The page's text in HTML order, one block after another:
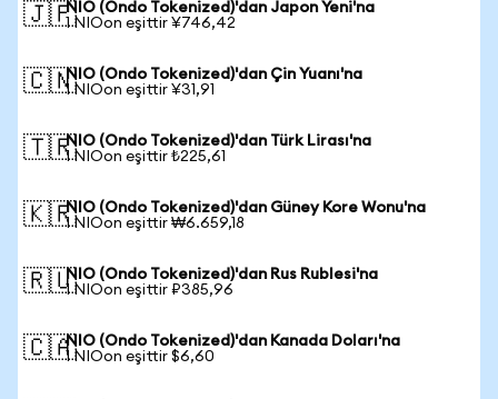
🇯🇵NIO (Ondo Tokenized)'dan Japon Yeni'na
1 NIOon eşittir ¥746,42
🇨🇳NIO (Ondo Tokenized)'dan Çin Yuanı'na
1 NIOon eşittir ¥31,91
🇹🇷NIO (Ondo Tokenized)'dan Türk Lirası'na
1 NIOon eşittir ₺225,61
🇰🇷NIO (Ondo Tokenized)'dan Güney Kore Wonu'na
1 NIOon eşittir ₩6.659,18
🇷🇺NIO (Ondo Tokenized)'dan Rus Rublesi'na
1 NIOon eşittir ₽385,96
🇨🇦NIO (Ondo Tokenized)'dan Kanada Doları'na
1 NIOon eşittir $6,60